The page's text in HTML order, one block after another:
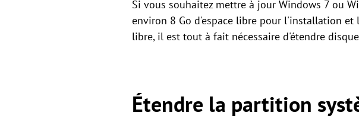
Si vous souhaitez mettre à jour Windows 7 ou
environ 8 Go d'espace libre pour l'installation et
libre, il est tout à fait nécessaire d'étendre
Étendre la partition